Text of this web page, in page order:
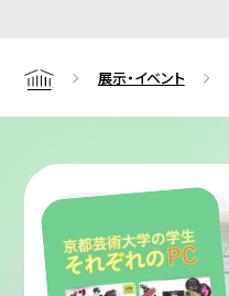
Home 展示・イベント